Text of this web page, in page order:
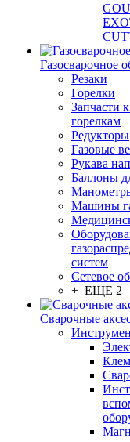
Газосварочное
Резаки
Горелки
Запчасти
горелкам
Редукторы
Газовые
Рукава
Баллоны
Машины
систем
Сетевое
+ ЕЩЕ 2
Сварочные